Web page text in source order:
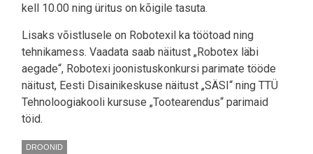
kell 10.00 ning üritus on kõigile tasuta.
Lisaks võistlusele on Robotexil ka töötoad ning
tehnikamess. Vaadata saab näitust „Robotex läbi
aegade“, Robotexi joonistuskonkursi parimate tööde
näitust, Eesti Disainikeskuse näitust „SÄSI“ ning TTÜ
Tehnoloogiakooli kursuse „Tootearendus“ parimaid
töid.
DROONID